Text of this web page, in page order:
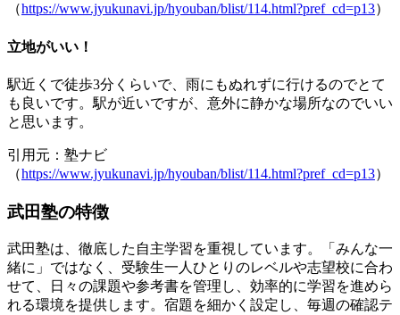
（https://www.jyukunavi.jp/hyouban/blist/114.html?pref_cd=p13）
立地がいい！
駅近くで徒歩3分くらいで、雨にもぬれずに行けるのでとて
も良いです。駅が近いですが、意外に静かな場所なのでいい
と思います。
引用元：塾ナビ
（https://www.jyukunavi.jp/hyouban/blist/114.html?pref_cd=p13）
武田塾の特徴
武田塾は、徹底した自主学習を重視しています。「みんな一
緒に」ではなく、受験生一人ひとりのレベルや志望校に合わ
せて、日々の課題や参考書を管理し、効率的に学習を進めら
れる環境を提供します。宿題を細かく設定し、毎週の確認テ